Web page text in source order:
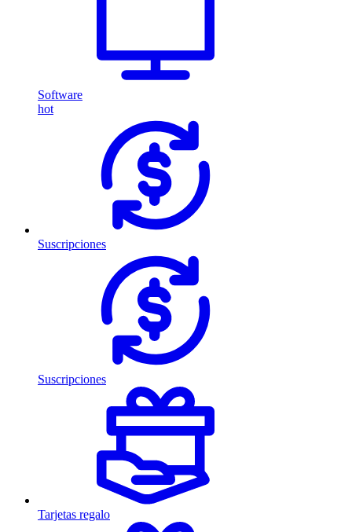
Software
hot
Suscripciones
Suscripciones
Tarjetas regalo